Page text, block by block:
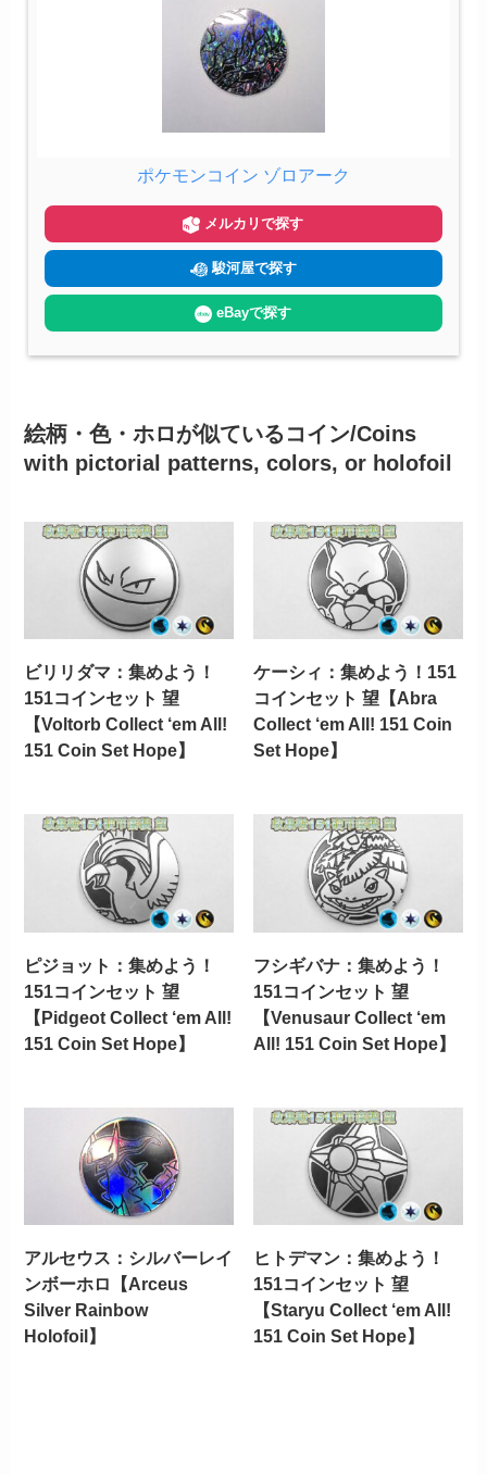
ポケモンコイン ゾロアーク
メルカリで探す
駿河屋で探す
eBayで探す
絵柄・色・ホロが似ているコイン/Coins
with pictorial patterns, colors, or holofoil
ビリリダマ：集めよう！
151コインセット 望
【Voltorb Collect ‘em All!
151 Coin Set Hope】
ケーシィ：集めよう！151
コインセット 望【Abra
Collect ‘em All! 151 Coin
Set Hope】
ピジョット：集めよう！
151コインセット 望
【Pidgeot Collect ‘em All!
151 Coin Set Hope】
フシギバナ：集めよう！
151コインセット 望
【Venusaur Collect ‘em
All! 151 Coin Set Hope】
アルセウス：シルバーレイ
ンボーホロ【Arceus
Silver Rainbow
Holofoil】
ヒトデマン：集めよう！
151コインセット 望
【Staryu Collect ‘em All!
151 Coin Set Hope】